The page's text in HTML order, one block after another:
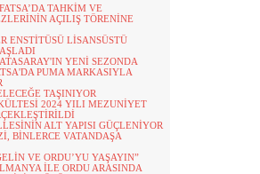
TAHKİM VE
AÇILIŞ TÖRENİNE
ENSTİTÜSÜ LİSANSÜSTÜ
YENİ SEZONDA
PUMA MARKASIYLA
TAŞINIYOR
2024 YILI MEZUNİYET
ALT YAPISI GÜÇLENİYOR
BİNLERCE VATANDAŞA
VE ORDU’YU YAŞAYIN”
İLE ORDU ARASINDA